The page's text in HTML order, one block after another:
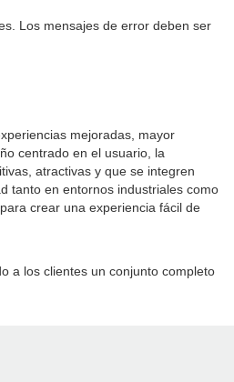
Los mensajes de error deben ser
mejoradas, mayor
centrado en el usuario, la
atractivas y que se integren
tanto en entornos industriales como
crear una experiencia fácil de
a los clientes un conjunto completo